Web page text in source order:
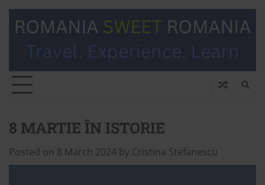
8 MARTIE ÎN ISTORIE
Posted on 8 March 2024 by Cristina Stefanescu